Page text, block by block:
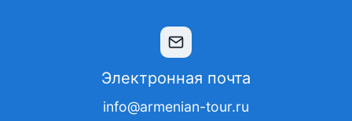
Электронная почта
info@armenian-tour.ru